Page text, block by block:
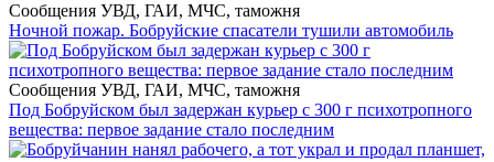
Сообщения УВД, ГАИ, МЧС, таможня
Ночной пожар. Бобруйские спасатели тушили автомобиль
Сообщения УВД, ГАИ, МЧС, таможня
Под Бобруйском был задержан курьер с 300 г психотропного
вещества: первое задание стало последним